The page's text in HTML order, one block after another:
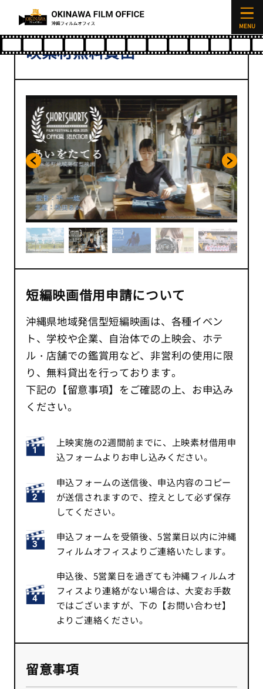
沖縄県地域発信型短編映画 上
映素材無料貸出
短編映画借用申請について
沖縄県地域発信型短編映画は、各種イベン
ト、学校や企業、自治体での上映会、ホテ
ル・店舗での鑑賞用など、非営利の使用に限
り、無料貸出を行っております。
下記の【留意事項】をご確認の上、お申込み
ください。
上映実施の2週間前までに、上映素材借用申
込フォームよりお申し込みください。
申込フォームの送信後、申込内容のコピー
が送信されますので、控えとして必ず保存
してください。
申込フォームを受領後、5営業日以内に沖縄
フィルムオフィスよりご連絡いたします。
申込後、5営業日を過ぎても沖縄フィルムオ
フィスより連絡がない場合は、大変お手数
ではございますが、下の【お問い合わせ】
よりご連絡ください。
留意事項